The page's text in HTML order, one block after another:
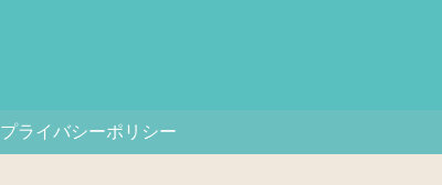
プライバシーポリシー